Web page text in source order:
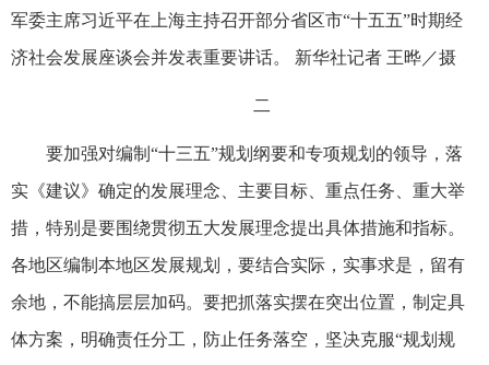
军委主席习近平在上海主持召开部分省区市“十五五”时期经
济社会发展座谈会并发表重要讲话。 新华社记者 王晔／摄
二
要加强对编制“十三五”规划纲要和专项规划的领导，落
实《建议》确定的发展理念、主要目标、重点任务、重大举
措，特别是要围绕贯彻五大发展理念提出具体措施和指标。
各地区编制本地区发展规划，要结合实际，实事求是，留有
余地，不能搞层层加码。要把抓落实摆在突出位置，制定具
体方案，明确责任分工，防止任务落空，坚决克服“规划规